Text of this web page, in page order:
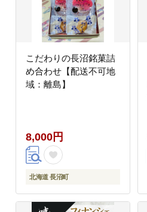
こだわりの長沼銘菓詰
め合わせ【配送不可地
域：離島】
8,000円
北海道 長沼町